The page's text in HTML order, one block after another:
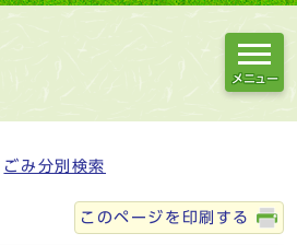
メニュー
ごみ分別検索
このページを印刷する